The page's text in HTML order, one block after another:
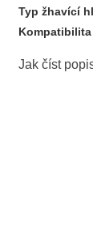
Typ žhavící
Jak číst